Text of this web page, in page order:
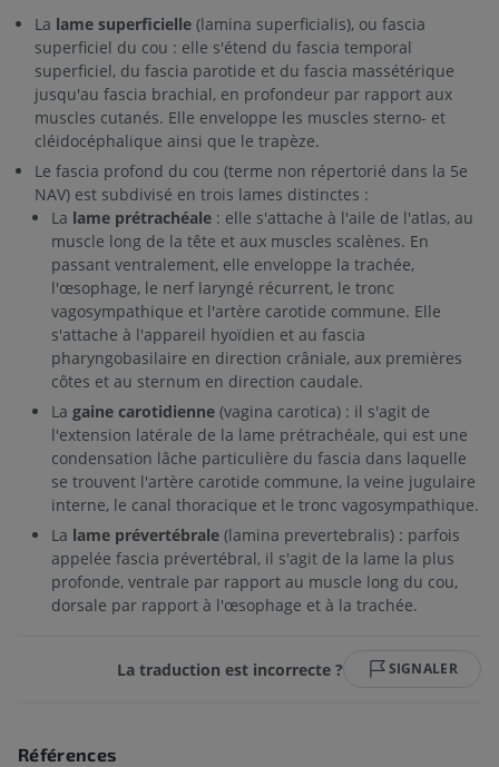
La lame superficielle (lamina superficialis), ou fascia
superficiel du cou : elle s'étend du fascia temporal
superficiel, du fascia parotide et du fascia massétérique
jusqu'au fascia brachial, en profondeur par rapport aux
muscles cutanés. Elle enveloppe les muscles sterno- et
cléidocéphalique ainsi que le trapèze.
Le fascia profond du cou (terme non répertorié dans la 5e
NAV) est subdivisé en trois lames distinctes :
La lame prétrachéale : elle s'attache à l'aile de l'atlas, au
muscle long de la tête et aux muscles scalènes. En
passant ventralement, elle enveloppe la trachée,
l'œsophage, le nerf laryngé récurrent, le tronc
vagosympathique et l'artère carotide commune. Elle
s'attache à l'appareil hyoïdien et au fascia
pharyngobasilaire en direction crâniale, aux premières
côtes et au sternum en direction caudale.
La gaine carotidienne (vagina carotica) : il s'agit de
l'extension latérale de la lame prétrachéale, qui est une
condensation lâche particulière du fascia dans laquelle
se trouvent l'artère carotide commune, la veine jugulaire
interne, le canal thoracique et le tronc vagosympathique.
La lame prévertébrale (lamina prevertebralis) : parfois
appelée fascia prévertébral, il s'agit de la lame la plus
profonde, ventrale par rapport au muscle long du cou,
dorsale par rapport à l'œsophage et à la trachée.
La traduction est incorrecte ? SIGNALER
Références